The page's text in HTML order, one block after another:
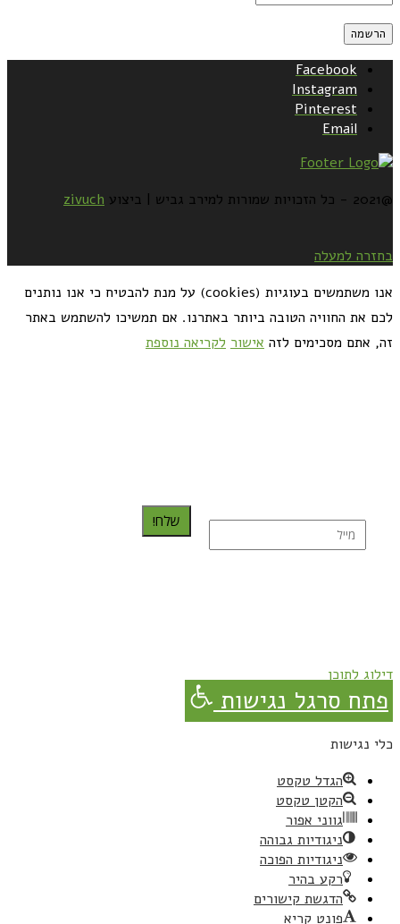
Facebook
Instagram
Pinterest
Email
@2021 - כל הזכויות שמורות למירב גביש | ביצוע zivuch
בחזרה למעלה
אנו משתמשים בעוגיות (cookies) על מנת להבטיח כי אנו נותנים
לכם את החוויה הטובה ביותר באתרנו. אם תמשיכו להשתמש באתר
זה, אתם מסכימים לזה אישור לקריאה נוספת
שלח!
דילוג לתוכן
פתח סרגל נגישות
כלי נגישות
הגדל טקסט
הקטן טקסט
גווני אפור
ניגודיות גבוהה
ניגודיות הפוכה
רקע בהיר
הדגשת קישורים
פונט קריא